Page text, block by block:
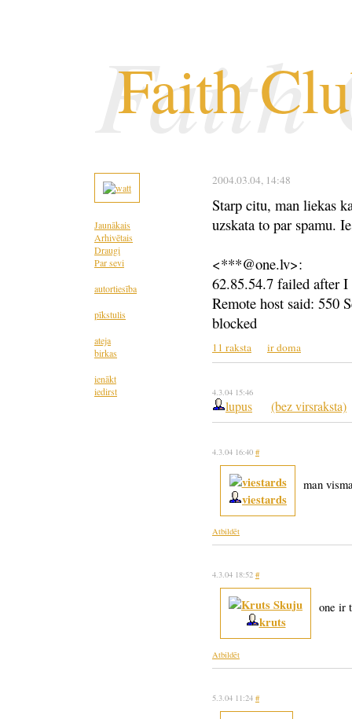
Faith
Faith
Jaunākais
Arhivētais
Draugi
Par sevi
autortiesība
pīkstulis
ateja
birkas
ienākt
iedirst
2004.03.04, 14:48
Starp citu, man liekas
uzskata to par spamu.
<***@one.lv>:
62.85.54.7 failed after I
Remote host said: 550
blocked
11 raksta ir doma
4.3.04 15:46
lupus (bez virsraksta)
4.3.04 16:40 #
viestards
man
Atbildēt
4.3.04 18:52 #
kruts
one ir
Atbildēt
5.3.04 11:24 #